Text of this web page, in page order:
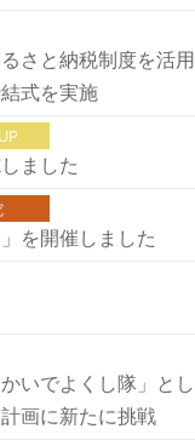
さと納税制度を活用
式を実施
ました
を開催しました
いでよくし隊」とし
画に新たに挑戦